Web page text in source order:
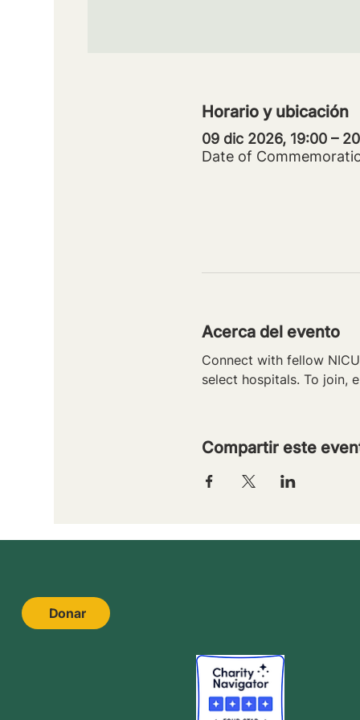
Horario y ubicación
09 dic 2026, 19:00 –
Date of
Acerca del evento
Connect with fellow
select hospitals. To join,
Compartir este
Donar